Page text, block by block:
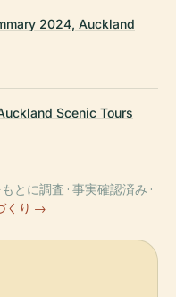
2024, Auckland
Scenic Tours
に調査 · 事実確認済み ·
くり →